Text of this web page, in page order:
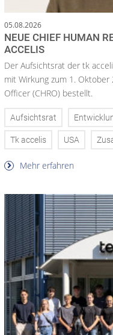
05.08.2026
NEUE CHIEF HUMAN
ACCELIS
Der Aufsichtsrat der tk
mit Wirkung zum 1.
Officer (CHRO) bestellt.
Aufsichtsrat
Tk accelis USA
Mehr erfahren